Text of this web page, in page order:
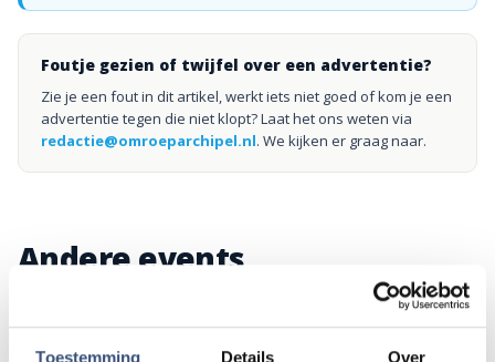
Toestemming Details Over
Foutje gezien of twijfel over een advertentie?
Zie je een fout in dit artikel, werkt iets niet goed of kom je een
advertentie tegen die niet klopt? Laat het ons weten via
redactie@omroeparchipel.nl. We kijken er graag naar.
Andere events
Magic Summer show met Steven Kazàn
📍Ouddorp 17:00